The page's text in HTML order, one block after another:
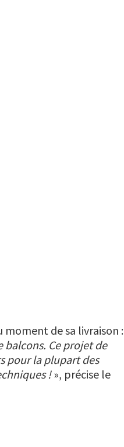
moment de sa livraison :
balcons. Ce projet de
pour la plupart des
!», précise le